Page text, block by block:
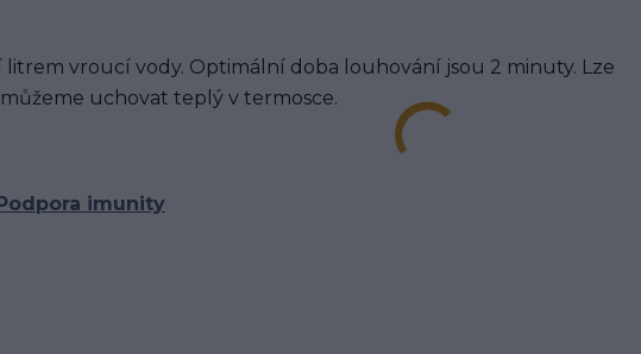
litrem vroucí vody. Optimální doba louhování jsou 2 minuty. Lze
uchovat teplý v termosce.
imunity